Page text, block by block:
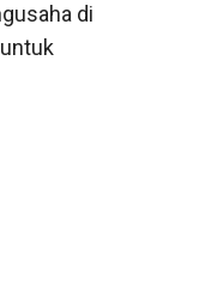
di